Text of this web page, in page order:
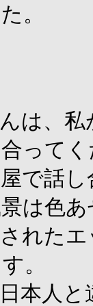
。
は、私
って
で話
は色
れた
。
本人と